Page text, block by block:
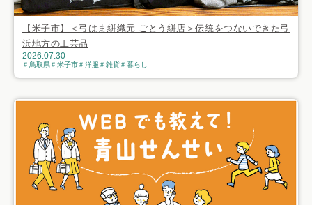
【米子市】＜弓はま絣織元 ごとう絣店＞伝統をつないできた弓
浜地方の工芸品
2026.07.30
鳥取県 米子市 洋服 雑貨 暮らし